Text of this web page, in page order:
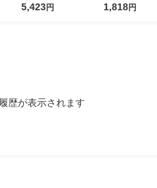
ド 0枚） スタンダー
5,423円
タンダード
1,818円
歴が表示されます